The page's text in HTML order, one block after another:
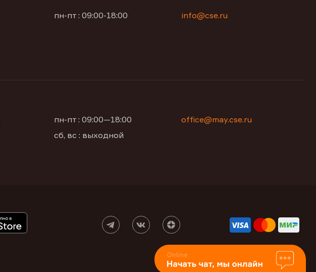
пн-пт : 09:00-18:00 info@cse.ru
пн-пт : 09:00—18:00
сб, вс : выходной
office@may.cse.ru